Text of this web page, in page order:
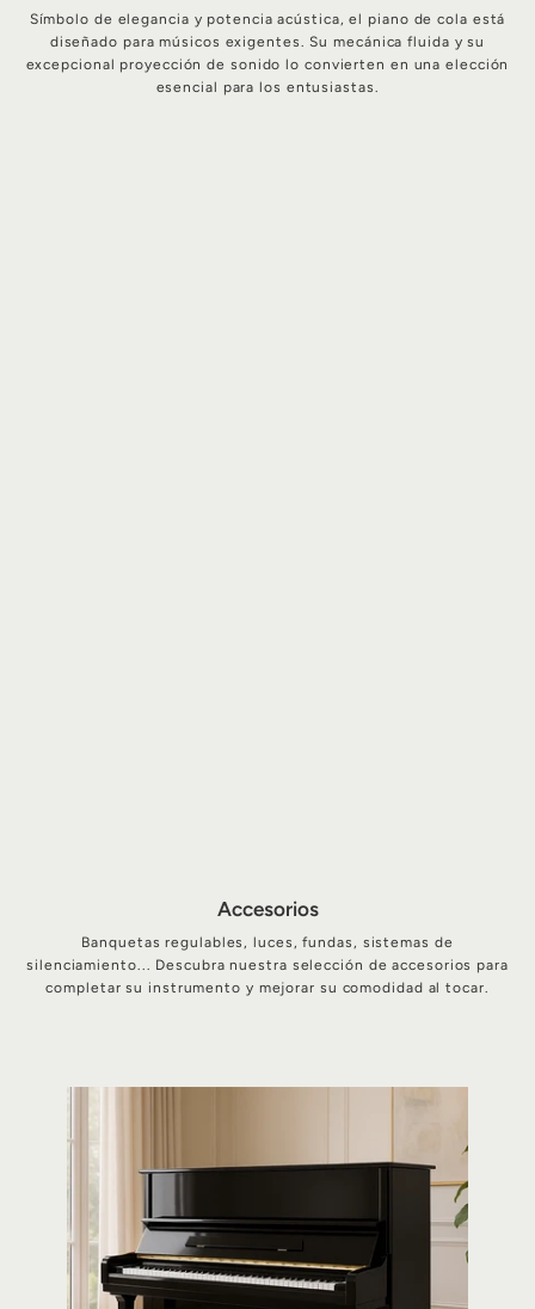
Símbolo de elegancia y potencia acústica, el piano de cola está
diseñado para músicos exigentes. Su mecánica fluida y su
excepcional proyección de sonido lo convierten en una elección
esencial para los entusiastas.
Accesorios
Banquetas regulables, luces, fundas, sistemas de
silenciamiento... Descubra nuestra selección de accesorios para
completar su instrumento y mejorar su comodidad al tocar.